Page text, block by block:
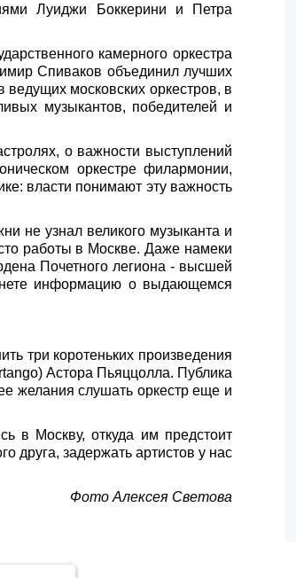
Луиджи Боккерини и Петра
камерного оркестра
Спиваков объединил лучших
московских оркестров, в
музыкантов, победителей и
о важности выступлений
оркестре филармонии,
власти понимают эту важность
не узнал великого музыканта и
работы в Москве. Даже намеки
Почетного легиона - высшей
информацию о выдающемся
три коротеньких произведения
Астора Пьяццолла. Публика
желания слушать оркестр еще и
в Москву, откуда им предстоит
друга, задержать артистов у нас
Фото Алексея Светова
ООО «ЯНДЕКС» (119021, Москва, ул. Льва